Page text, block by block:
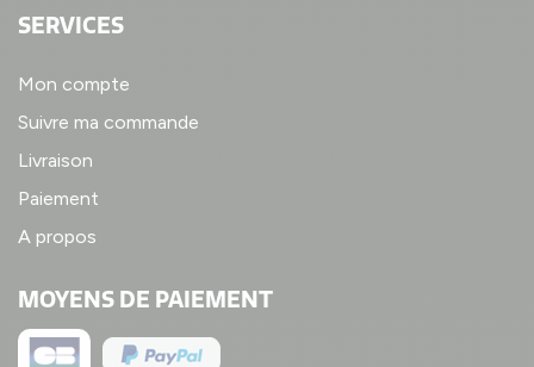
SERVICES
Mon compte
Suivre ma commande
Livraison
Paiement
A propos
MOYENS DE PAIEMENT